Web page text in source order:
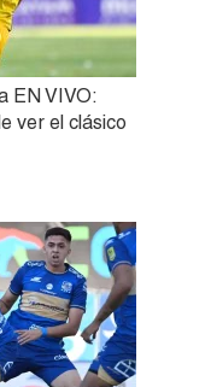
EN VIVO:
ver el clásico